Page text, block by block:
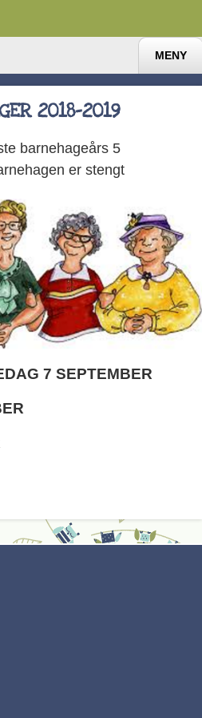
MENY
2018-2019
barnehageårs 5
er stengt
7 SEPTEMBER